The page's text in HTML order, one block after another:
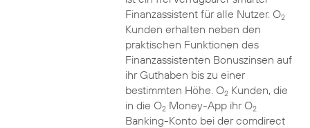
Finanzassistent für alle Nutzer. O2
Kunden erhalten neben den
praktischen Funktionen des
Finanzassistenten Bonuszinsen auf
ihr Guthaben bis zu einer
bestimmten Höhe. O2Kunden, die
in die O2Money-App ihr O2
Banking-Konto bei der comdirect